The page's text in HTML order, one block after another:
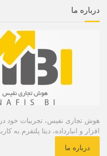
درباره ما
هوش تجاری نفیس، تجربیات خود
افزار و انبارداده، دیتا پلتفرم به
درباره ما